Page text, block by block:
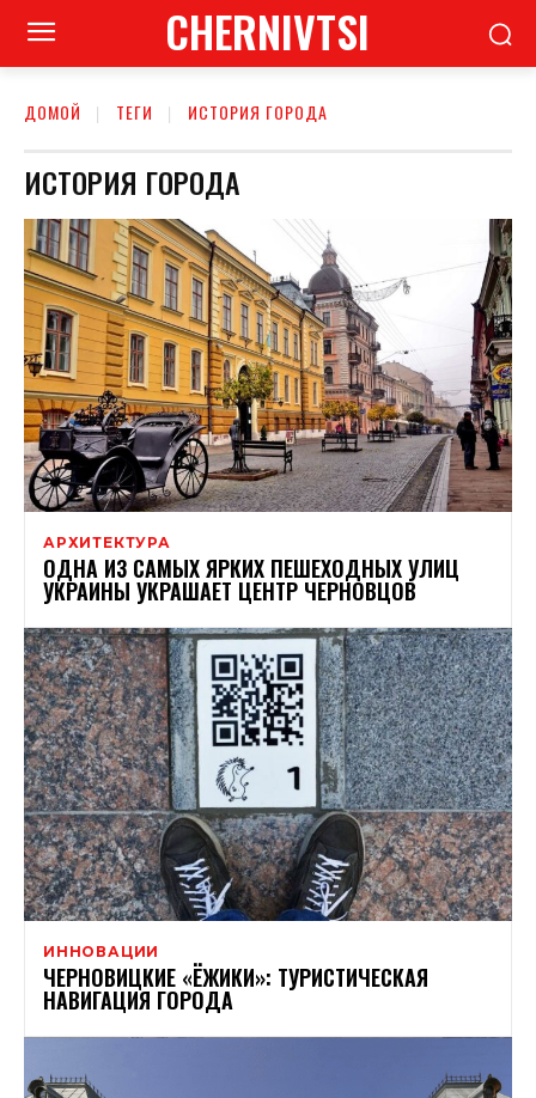
CHERNIVTSI
ДОМОЙ ТЕГИ ИСТОРИЯ ГОРОДА
ИСТОРИЯ ГОРОДА
АРХИТЕКТУРА
ОДНА ИЗ САМЫХ ЯРКИХ ПЕШЕХОДНЫХ УЛИЦ
УКРАИНЫ УКРАШАЕТ ЦЕНТР ЧЕРНОВЦОВ
ИННОВАЦИИ
ЧЕРНОВИЦКИЕ «ЁЖИКИ»: ТУРИСТИЧЕСКАЯ
НАВИГАЦИЯ ГОРОДА